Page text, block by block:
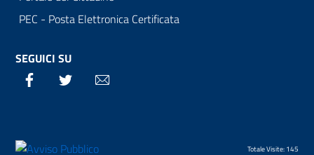
PEC - Posta Elettronica Certificata
SEGUICI SU
Facebook Twitter
Totale Visite: 145